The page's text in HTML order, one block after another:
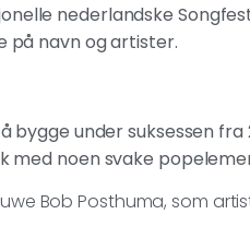
nederlandske
på navn og artister.
bygge under suksessen fra
noen svake
Bob Posthuma, som